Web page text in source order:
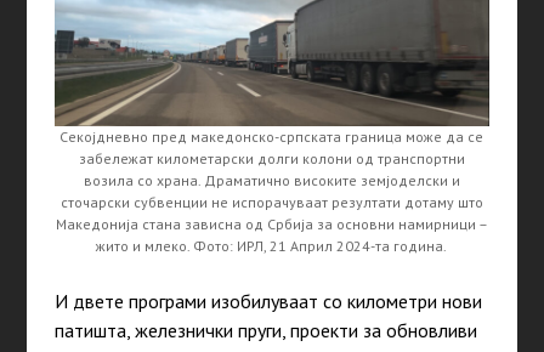
Секојдневно пред македонско-српската граница може да се
забележат километарски долги колони од транспортни
возила со храна. Драматично високите земјоделски и
сточарски субвенции не испорачуваат резултати дотаму што
Македонија стана зависна од Србија за основни намирници –
жито и млеко. Фото: ИРЛ, 21 Април 2024-та година.
И двете програми изобилуваат со километри нови
патишта, железнички пруги, проекти за обновливи